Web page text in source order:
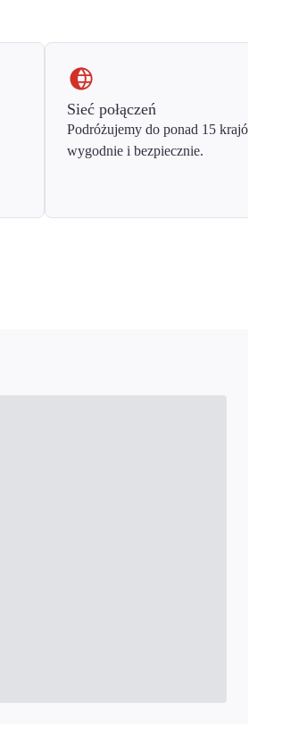
Sieć połączeń
Podróżujemy do ponad 15 krajów Europy
wygodnie i bezpiecznie.